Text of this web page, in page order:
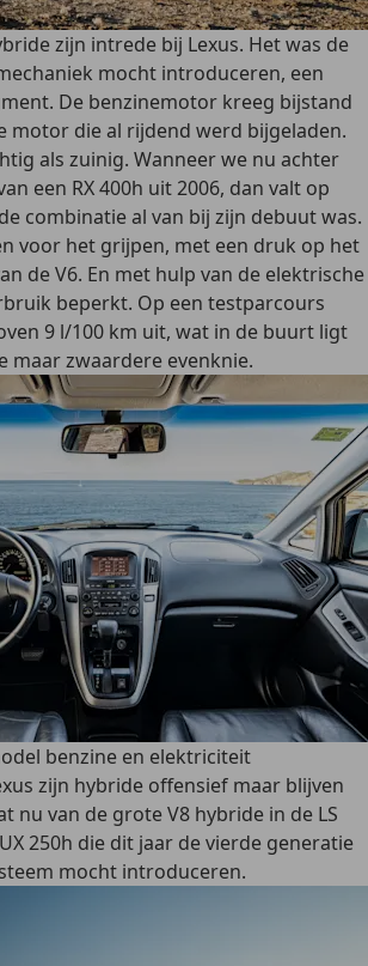
zijn intrede bij Lexus. Het was de
mocht introduceren, een
De benzinemotor kreeg bijstand
motor die al rijdend werd bijgeladen.
als zuinig. Wanneer we nu achter
een RX 400h uit 2006, dan valt op
combinatie al van bij zijn debuut was.
voor het grijpen, met een druk op het
de V6. En met hulp van de elektrische
beperkt. Op een testparcours
9 l/100 km uit, wat in de buurt ligt
maar zwaardere evenknie.
benzine en elektriciteit
zijn hybride offensief maar blijven
nu van de grote V8 hybride in de LS
250h die dit jaar de vierde generatie
mocht introduceren.